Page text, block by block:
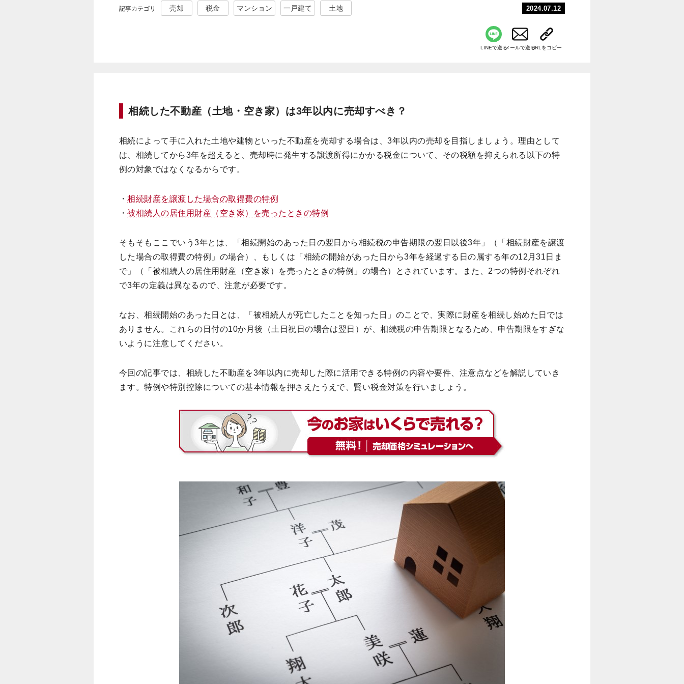
記事カテゴリ 売却 税金 マンション 一戸建て 土地 2024.07.12
LINEで送るメールで送るURLをコピー
相続した不動産（土地・空き家）は3年以内に売却すべき？
相続によって手に入れた土地や建物といった不動産を売却する場合は、3年以内の売却を目指しましょう。理由として
は、相続してから3年を超えると、売却時に発生する譲渡所得にかかる税金について、その税額を抑えられる以下の特
例の対象ではなくなるからです。
・相続財産を譲渡した場合の取得費の特例
・被相続人の居住用財産（空き家）を売ったときの特例
そもそもここでいう3年とは、「相続開始のあった日の翌日から相続税の申告期限の翌日以後3年」（「相続財産を譲渡
した場合の取得費の特例」の場合）、もしくは「相続の開始があった日から3年を経過する日の属する年の12月31日ま
で」（「被相続人の居住用財産（空き家）を売ったときの特例」の場合）とされています。また、2つの特例それぞれ
で3年の定義は異なるので、注意が必要です。
なお、相続開始のあった日とは、「被相続人が死亡したことを知った日」のことで、実際に財産を相続し始めた日では
ありません。これらの日付の10か月後（土日祝日の場合は翌日）が、相続税の申告期限となるため、申告期限をすぎな
いように注意してください。
今回の記事では、相続した不動産を3年以内に売却した際に活用できる特例の内容や要件、注意点などを解説していき
ます。特例や特別控除についての基本情報を押さえたうえで、賢い税金対策を行いましょう。